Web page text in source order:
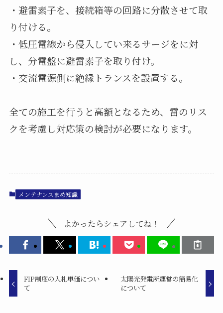
・避雷素子を、接続箱等の回路に分散させて取
り付ける。
・低圧電線から侵入してい来るサージをに対
し、分電盤に避雷素子を取り付け。
・交流電源側に絶縁トランスを設置する。
全ての施工を行うと高額となるため、雷のリス
クを考慮し対応策の検討が必要になります。
メンテナンスまめ知識
よかったらシェアしてね！
FIP制度の入札単価につい
て
太陽光発電所運営の簡易化
について